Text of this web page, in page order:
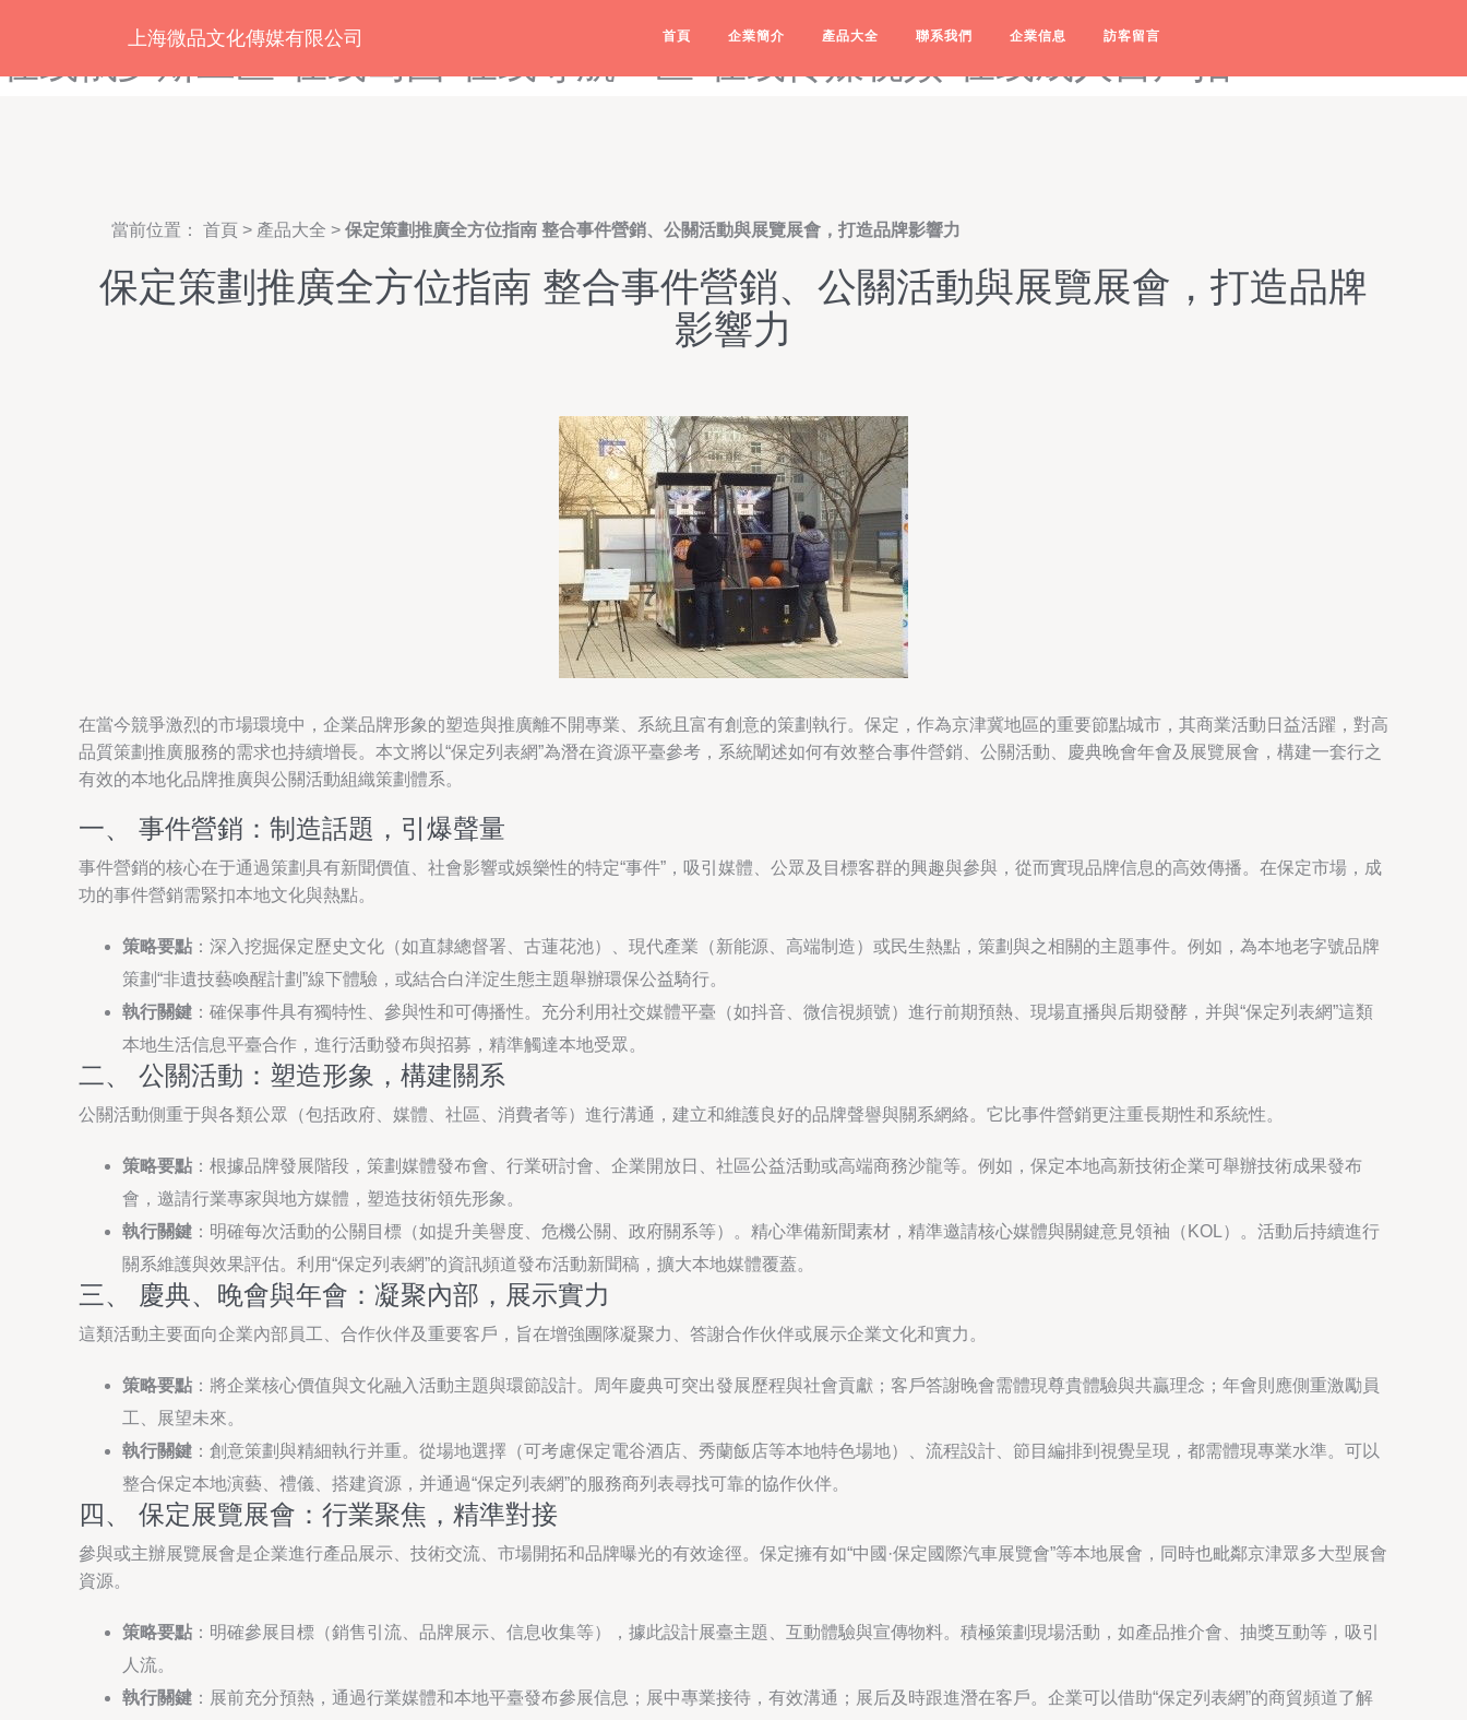
在线观看91动漫-在线观看91传媒成人-在线观看91-在线高清日韩一区熟女-在线肛交-
上海微品文化傳媒有限公司 首頁 企業簡介 產品大全 聯系我們 企業信息 訪客留言
當前位置： 首頁 > 產品大全 > 保定策劃推廣全方位指南 整合事件營銷、公關活動與展覽展會，打造品牌影響力
保定策劃推廣全方位指南 整合事件營銷、公關活動與展覽展會，打造品牌
影響力
在當今競爭激烈的市場環境中，企業品牌形象的塑造與推廣離不開專業、系統且富有創意的策劃執行。保定，作為京津冀地區的重要節點城市，其商業活動日益活躍，對高
品質策劃推廣服務的需求也持續增長。本文將以“保定列表網”為潛在資源平臺參考，系統闡述如何有效整合事件營銷、公關活動、慶典晚會年會及展覽展會，構建一套行之
有效的本地化品牌推廣與公關活動組織策劃體系。
一、 事件營銷：制造話題，引爆聲量
事件營銷的核心在于通過策劃具有新聞價值、社會影響或娛樂性的特定“事件”，吸引媒體、公眾及目標客群的興趣與參與，從而實現品牌信息的高效傳播。在保定市場，成
功的事件營銷需緊扣本地文化與熱點。
策略要點 ：深入挖掘保定歷史文化（如直隸總督署、古蓮花池）、現代產業（新能源、高端制造）或民生熱點，策劃與之相關的主題事件。例如，為本地老字號品牌
策劃“非遺技藝喚醒計劃”線下體驗，或結合白洋淀生態主題舉辦環保公益騎行。
執行關鍵 ：確保事件具有獨特性、參與性和可傳播性。充分利用社交媒體平臺（如抖音、微信視頻號）進行前期預熱、現場直播與后期發酵，并與“保定列表網”這類
本地生活信息平臺合作，進行活動發布與招募，精準觸達本地受眾。
二、 公關活動：塑造形象，構建關系
公關活動側重于與各類公眾（包括政府、媒體、社區、消費者等）進行溝通，建立和維護良好的品牌聲譽與關系網絡。它比事件營銷更注重長期性和系統性。
策略要點 ：根據品牌發展階段，策劃媒體發布會、行業研討會、企業開放日、社區公益活動或高端商務沙龍等。例如，保定本地高新技術企業可舉辦技術成果發布
會，邀請行業專家與地方媒體，塑造技術領先形象。
執行關鍵 ：明確每次活動的公關目標（如提升美譽度、危機公關、政府關系等）。精心準備新聞素材，精準邀請核心媒體與關鍵意見領袖（KOL）。活動后持續進行
關系維護與效果評估。利用“保定列表網”的資訊頻道發布活動新聞稿，擴大本地媒體覆蓋。
三、 慶典、晚會與年會：凝聚內部，展示實力
這類活動主要面向企業內部員工、合作伙伴及重要客戶，旨在增強團隊凝聚力、答謝合作伙伴或展示企業文化和實力。
策略要點 ：將企業核心價值與文化融入活動主題與環節設計。周年慶典可突出發展歷程與社會貢獻；客戶答謝晚會需體現尊貴體驗與共贏理念；年會則應側重激勵員
工、展望未來。
執行關鍵 ：創意策劃與精細執行并重。從場地選擇（可考慮保定電谷酒店、秀蘭飯店等本地特色場地）、流程設計、節目編排到視覺呈現，都需體現專業水準。可以
整合保定本地演藝、禮儀、搭建資源，并通過“保定列表網”的服務商列表尋找可靠的協作伙伴。
四、 保定展覽展會：行業聚焦，精準對接
參與或主辦展覽展會是企業進行產品展示、技術交流、市場開拓和品牌曝光的有效途徑。保定擁有如“中國·保定國際汽車展覽會”等本地展會，同時也毗鄰京津眾多大型展會
資源。
策略要點 ：明確參展目標（銷售引流、品牌展示、信息收集等），據此設計展臺主題、互動體驗與宣傳物料。積極策劃現場活動，如產品推介會、抽獎互動等，吸引
人流。
執行關鍵 ：展前充分預熱，通過行業媒體和本地平臺發布參展信息；展中專業接待，有效溝通；展后及時跟進潛在客戶。企業可以借助“保定列表網”的商貿頻道了解